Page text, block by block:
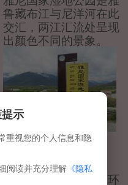
鲁藏布江与尼洋河在此
交汇，两江汇流处呈现
出颜色不同的景象。
珠峰大本营
珠峰大本营是为保护环
示
重视您的个人信息和隐
阅读并充分理解《隐私